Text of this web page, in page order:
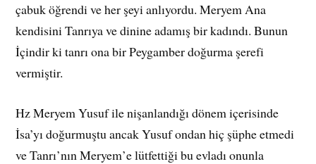
çabuk öğrendi ve her şeyi anlıyordu. Meryem Ana
kendisini Tanrıya ve dinine adamış bir kadındı. Bunun
İçindir ki tanrı ona bir Peygamber doğurma şerefi
vermiştir.
Hz Meryem Yusuf ile nişanlandığı dönem içerisinde
İsa’yı doğurmuştu ancak Yusuf ondan hiç şüphe etmedi
ve Tanrı’nın Meryem’e lütfettiği bu evladı onunla